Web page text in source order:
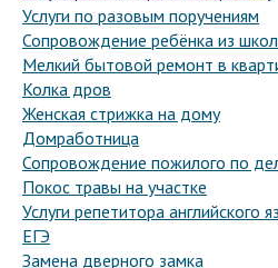
Услуги по разовым поручениям
Сопровождение ребёнка из
Мелкий бытовой ремонт в
Колка дров
Женская стрижка на дому
Домработница
Сопровождение пожилого по
Покос травы на участке
Услуги репетитора английского
ЕГЭ
Замена дверного замка